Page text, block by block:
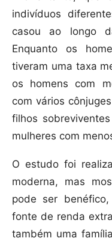
indivíduos
casou ao longo
Enquanto os
tiveram uma taxa
os homens com
com vários
filhos
mulheres com
O estudo foi
moderna, mas
pode ser
fonte de renda
também uma